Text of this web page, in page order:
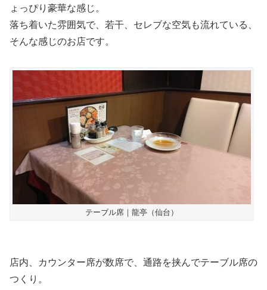
ょっぴり豪華な感じ。
落ち着いた雰囲気で、若干、セレブな空気も流れている、
そんな感じのお店です。
テーブル席｜龍亭（仙台）
店内、カウンター席が数席で、通路を挟んでテーブル席の
つくり。